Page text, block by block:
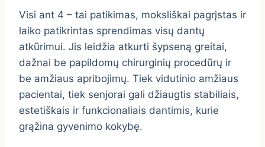
Visi ant 4 – tai patikimas, moksliškai pagrįstas ir
laiko patikrintas sprendimas visų dantų
atkūrimui. Jis leidžia atkurti šypseną greitai,
dažnai be papildomų chirurginių procedūrų ir
be amžiaus apribojimų. Tiek vidutinio amžiaus
pacientai, tiek senjorai gali džiaugtis stabiliais,
estetiškais ir funkcionaliais dantimis, kurie
grąžina gyvenimo kokybę.